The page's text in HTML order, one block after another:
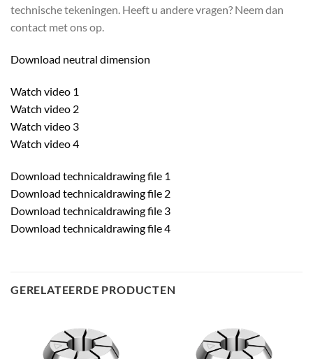
technische tekeningen. Heeft u andere vragen? Neem dan
contact met ons op.
Download neutral dimension
Watch video 1
Watch video 2
Watch video 3
Watch video 4
Download technicaldrawing file 1
Download technicaldrawing file 2
Download technicaldrawing file 3
Download technicaldrawing file 4
GERELATEERDE PRODUCTEN